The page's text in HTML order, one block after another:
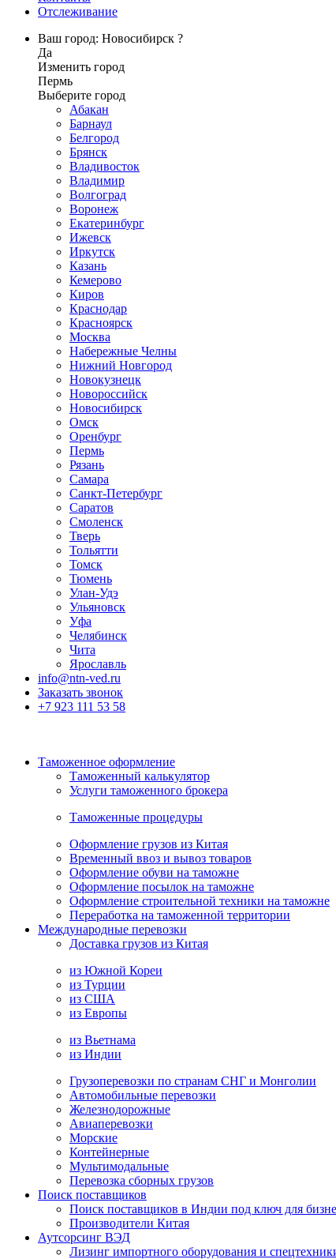
Отслеживание
Ваш город: Новосибирск ?
Да
Изменить город
Пермь
Выберите город
Абакан
Барнаул
Белгород
Брянск
Владивосток
Владимир
Волгоград
Воронеж
Екатеринбург
Ижевск
Иркутск
Казань
Кемерово
Киров
Краснодар
Красноярск
Москва
Набережные Челны
Нижний Новгород
Новокузнецк
Новороссийск
Новосибирск
Омск
Оренбург
Пермь
Рязань
Самара
Санкт-Петербург
Саратов
Смоленск
Тверь
Тольятти
Томск
Тюмень
Улан-Удэ
Ульяновск
Уфа
Челябинск
Чита
Ярославль
info@ntn-ved.ru
Заказать звонок
+7 923 111 53 58
Таможенное оформление
Таможенный калькулятор
Услуги таможенного брокера
Таможенные процедуры
Оформление грузов из Китая
Временный ввоз и вывоз товаров
Оформление обуви на таможне
Оформление посылок на таможне
Оформление строительной техники на таможне
Переработка на таможенной территории
Международные перевозки
Доставка грузов из Китая
из Южной Кореи
из Турции
из США
из Европы
из Вьетнама
из Индии
Грузоперевозки по странам СНГ и Монголии
Автомобильные перевозки
Железнодорожные
Авиаперевозки
Морские
Контейнерные
Мультимодальные
Перевозка сборных грузов
Поиск поставщиков
Поиск поставщиков в Индии под ключ для
Производители Китая
Аутсорсинг ВЭД
Лизинг импортного оборудования и